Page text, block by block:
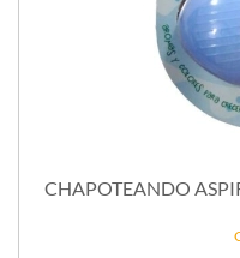
CHAPOTEANDO